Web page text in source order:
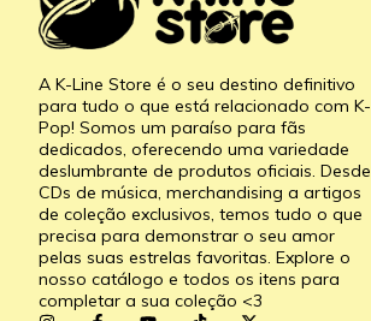
A K-Line Store é o seu destino definitivo
para tudo o que está relacionado com K-
Pop! Somos um paraíso para fãs
dedicados, oferecendo uma variedade
deslumbrante de produtos oficiais. Desde
CDs de música, merchandising a artigos
de coleção exclusivos, temos tudo o que
precisa para demonstrar o seu amor
pelas suas estrelas favoritas. Explore o
nosso catálogo e todos os itens para
completar a sua coleção <3